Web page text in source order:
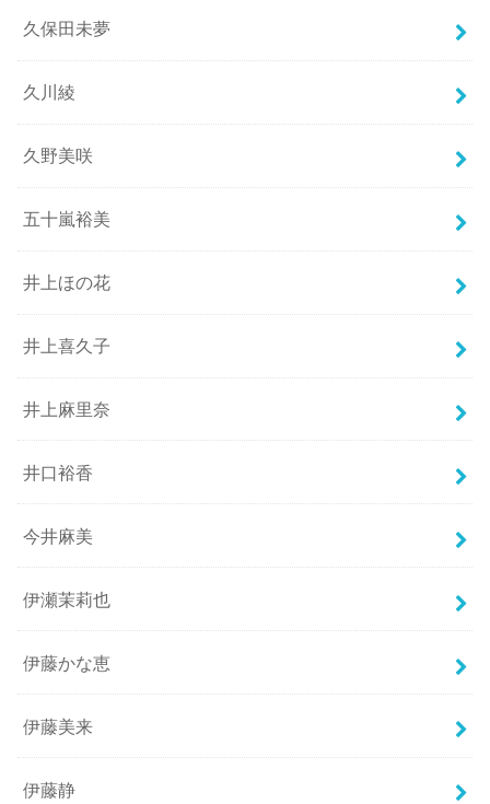
久保田未夢
久川綾
久野美咲
五十嵐裕美
井上ほの花
井上喜久子
井上麻里奈
井口裕香
今井麻美
伊瀬茉莉也
伊藤かな恵
伊藤美来
伊藤静